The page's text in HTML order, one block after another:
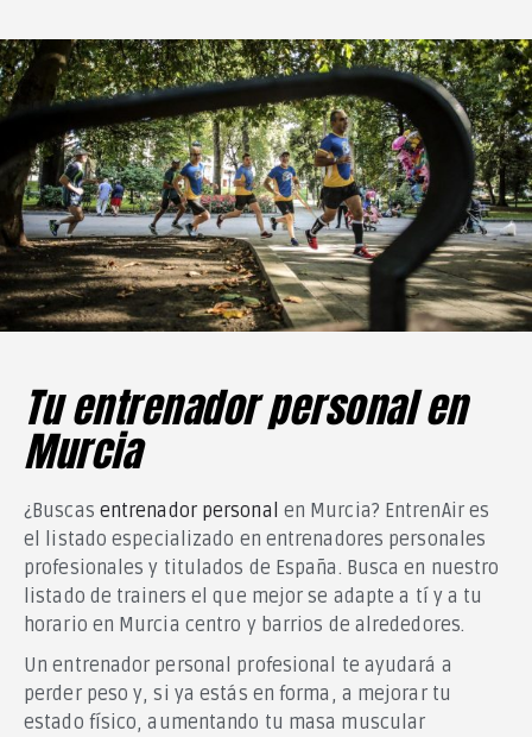
Tu entrenador personal en
Murcia
¿Buscas entrenador personal en Murcia? EntrenAir es
el listado especializado en entrenadores personales
profesionales y titulados de España. Busca en nuestro
listado de trainers el que mejor se adapte a tí y a tu
horario en Murcia centro y barrios de alrededores.
Un entrenador personal profesional te ayudará a
perder peso y, si ya estás en forma, a mejorar tu
estado físico, aumentando tu masa muscular